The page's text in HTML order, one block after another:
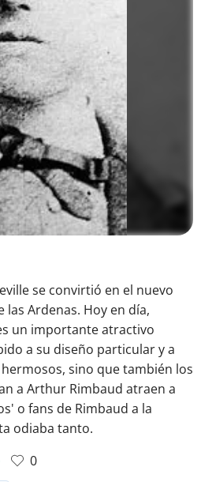
se convirtió en el nuevo
Ardenas. Hoy en día,
un importante atractivo
a su diseño particular y a
sino que también los
a Arthur Rimbaud atraen a
o fans de Rimbaud a la
odiaba tanto.
0